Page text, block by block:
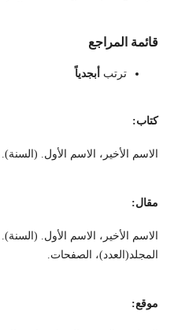
قائمة المراجع
ترتب أبجدياً
كتاب:
الاسم الأخير، الاسم الأول. (السنة).
مقال:
الاسم الأخير، الاسم الأول.
المجلد(العدد)، الصفحات.
موقع: